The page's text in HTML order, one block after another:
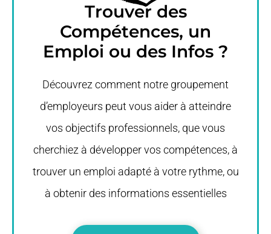
Trouver des
Compétences, un
Emploi ou des Infos ?
Découvrez comment notre groupement
d’employeurs peut vous aider à atteindre
vos objectifs professionnels, que vous
cherchiez à développer vos compétences, à
trouver un emploi adapté à votre rythme, ou
à obtenir des informations essentielles